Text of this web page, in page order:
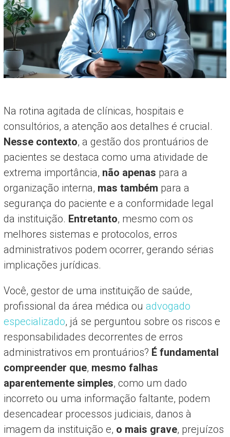
Na rotina agitada de clínicas, hospitais e
consultórios, a atenção aos detalhes é crucial.
Nesse contexto, a gestão dos prontuários de
pacientes se destaca como uma atividade de
extrema importância, não apenas para a
organização interna, mas também para a
segurança do paciente e a conformidade legal
da instituição. Entretanto, mesmo com os
melhores sistemas e protocolos, erros
administrativos podem ocorrer, gerando sérias
implicações jurídicas.
Você, gestor de uma instituição de saúde,
profissional da área médica ou advogado
especializado, já se perguntou sobre os riscos e
responsabilidades decorrentes de erros
administrativos em prontuários? É fundamental
compreender que, mesmo falhas
aparentemente simples, como um dado
incorreto ou uma informação faltante, podem
desencadear processos judiciais, danos à
imagem da instituição e, o mais grave, prejuízos